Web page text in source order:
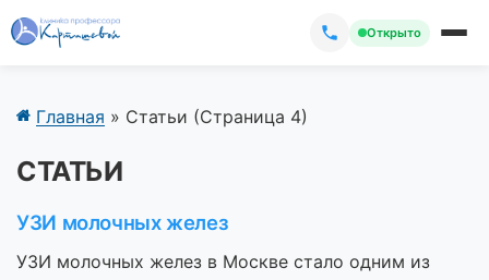
Открыто
Главная » Статьи (Страница 4)
СТАТЬИ
УЗИ молочных желез
УЗИ молочных желез в Москве стало одним из